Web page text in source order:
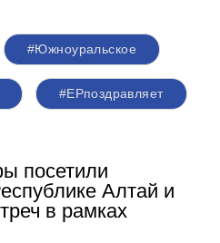
#Южноуральское
#ЕРпоздравляет
посетили
Алтай и
в рамках